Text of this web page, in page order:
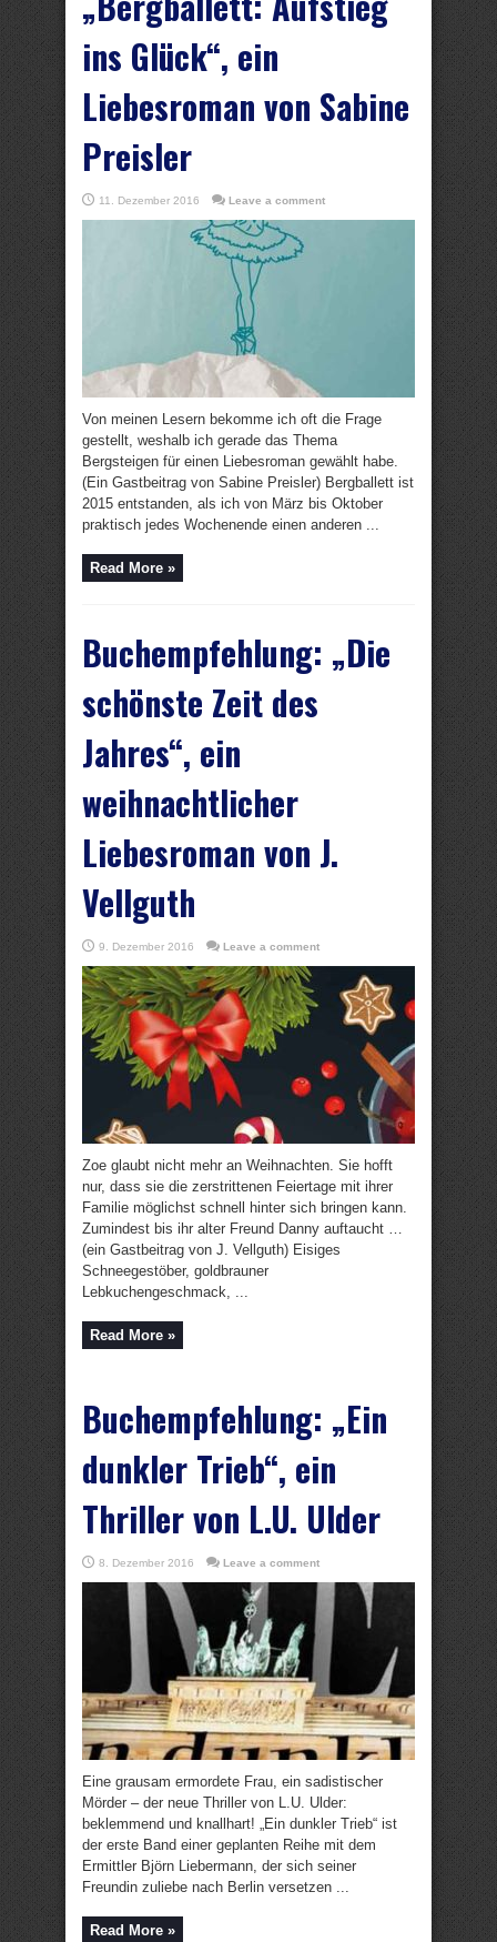
ins Glück“, ein
Liebesroman von Sabine
Preisler
11. Dezember 2016 Leave a comment
Von meinen Lesern bekomme ich oft die Frage
gestellt, weshalb ich gerade das Thema
Bergsteigen für einen Liebesroman gewählt habe.
(Ein Gastbeitrag von Sabine Preisler) Bergballett ist
2015 entstanden, als ich von März bis Oktober
praktisch jedes Wochenende einen anderen ...
Read More »
Buchempfehlung: „Die
schönste Zeit des
Jahres“, ein
weihnachtlicher
Liebesroman von J.
Vellguth
9. Dezember 2016 Leave a comment
Zoe glaubt nicht mehr an Weihnachten. Sie hofft
nur, dass sie die zerstrittenen Feiertage mit ihrer
Familie möglichst schnell hinter sich bringen kann.
Zumindest bis ihr alter Freund Danny auftaucht …
(ein Gastbeitrag von J. Vellguth) Eisiges
Schneegestöber, goldbrauner
Lebkuchengeschmack, ...
Read More »
Buchempfehlung: „Ein
dunkler Trieb“, ein
Thriller von L.U. Ulder
8. Dezember 2016 Leave a comment
Eine grausam ermordete Frau, ein sadistischer
Mörder – der neue Thriller von L.U. Ulder:
beklemmend und knallhart! „Ein dunkler Trieb“ ist
der erste Band einer geplanten Reihe mit dem
Ermittler Björn Liebermann, der sich seiner
Freundin zuliebe nach Berlin versetzen ...
Read More »